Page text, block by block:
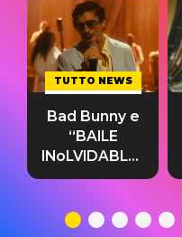
TUTTO NEWS
Bad Bunny e
“BAILE
INoLVIDABLE”:
testo,
significato